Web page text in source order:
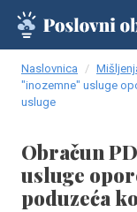
Naslovnica
"inozemne" usluge
usluge
Obračun
usluge
poduzeća